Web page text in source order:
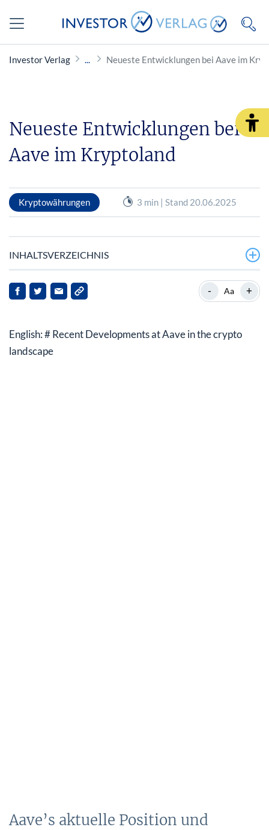
Investor Verlag Neueste Entwicklungen bei Aave im
Neueste Entwicklungen bei
Aave im Kryptoland
Kryptowährungen 3 min | Stand 20.06.2025
INHALTSVERZEICHNIS
Aave’s aktuelle Position und Markteinfluss
Aktuelle Nachrichten-Highlights
Auswirkungen auf Aave und die Beteiligten
- Aa +
English: # Recent Developments at Aave in the crypto
landscape
Aave’s aktuelle Position und